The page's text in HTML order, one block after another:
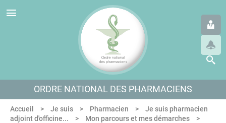
Aller au menu
Aller au contenu
Aller en bas de page
ORDRE NATIONAL DES PHARMACIENS
Accueil Je suis Pharmacien
Je suis pharmacien
adjoint d'officine...
Mon parcours et mes démarches
Panneau de gestion des cookies